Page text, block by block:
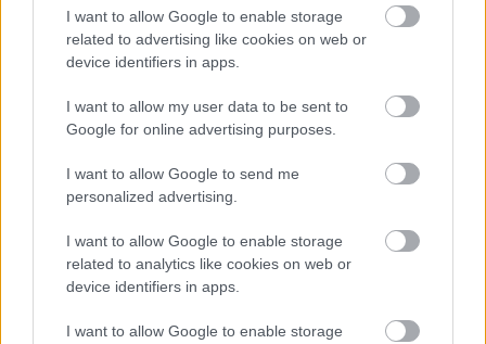
I want to allow Google to enable storage
related to advertising like cookies on web or
device identifiers in apps.
I want to allow my user data to be sent to
Google for online advertising purposes.
I want to allow Google to send me
personalized advertising.
I want to allow Google to enable storage
related to analytics like cookies on web or
device identifiers in apps.
I want to allow Google to enable storage